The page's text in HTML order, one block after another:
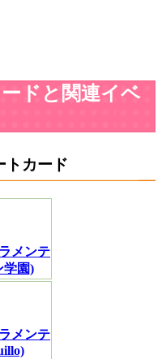
ドと関連イベ
トカード
メンテ
学園)
メンテ